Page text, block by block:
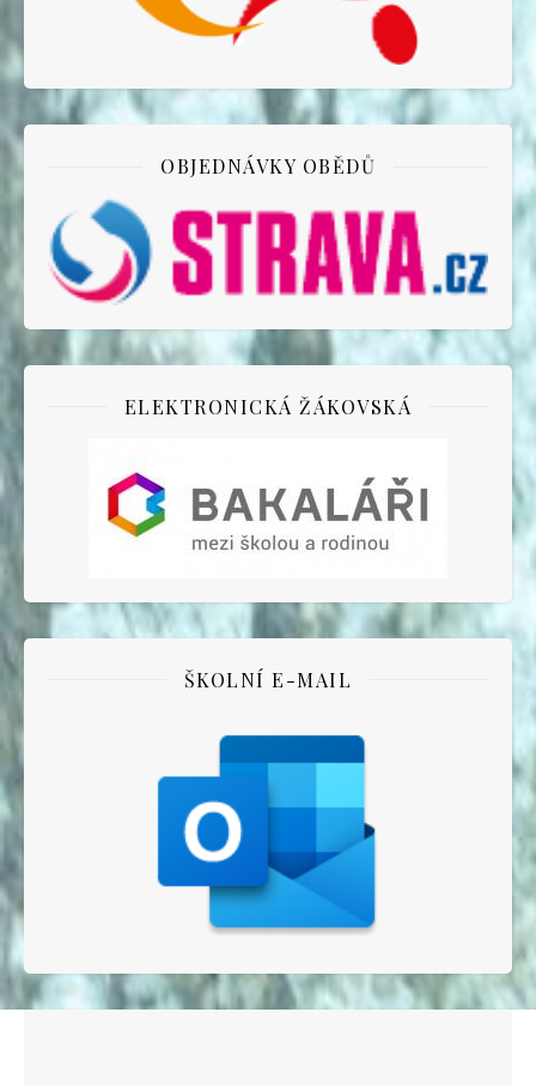
OBJEDNÁVKY OBĚDŮ
ELEKTRONICKÁ ŽÁKOVSKÁ
ŠKOLNÍ E-MAIL